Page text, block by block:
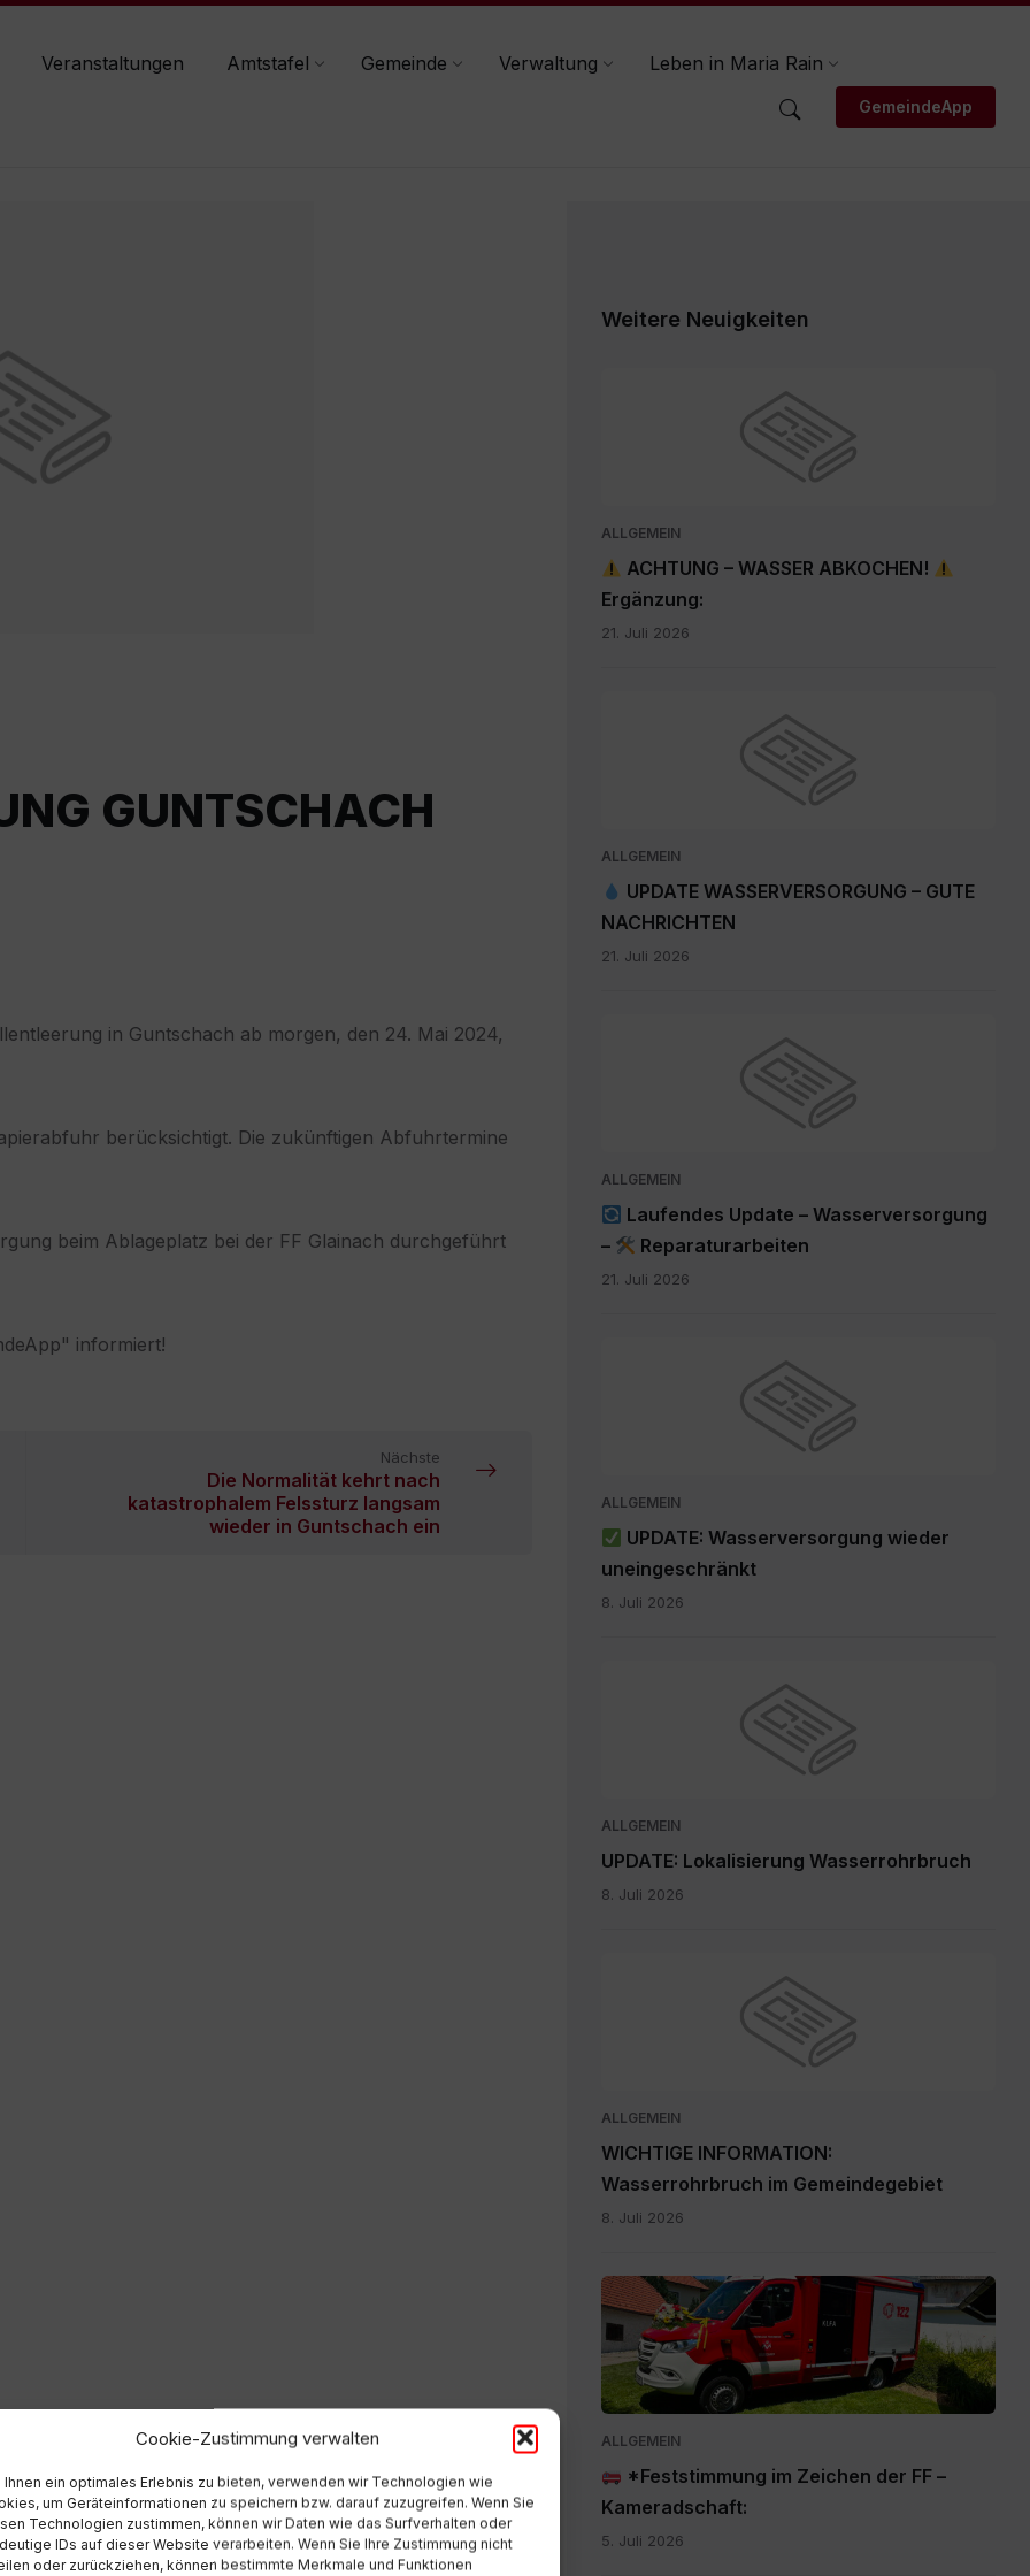
Cookie-Zustimmung verwalten
Ihnen ein optimales Erlebnis zu bieten, verwenden wir Technologien wie
um Geräteinformationen zu speichern bzw. darauf zuzugreifen. Wenn Sie
Technologien zustimmen, können wir Daten wie das Surfverhalten oder
IDs auf dieser Website verarbeiten. Wenn Sie Ihre Zustimmung nicht
oder zurückziehen, können bestimmte Merkmale und Funktionen
Veranstaltungen Amtstafel Gemeinde Verwaltung Leben in Maria Rain
GemeindeApp
GUNTSCHACH
in Guntschach ab morgen, den 24. Mai 2024,
berücksichtigt. Die zukünftigen Abfuhrtermine
beim Ablageplatz bei der FF Glainach durchgeführt
informiert!
Nächste
Die Normalität kehrt nach
katastrophalem Felssturz langsam
wieder in Guntschach ein
Weitere Neuigkeiten
ALLGEMEIN
ACHTUNG – WASSER ABKOCHEN!
Ergänzung:
21. Juli 2026
ALLGEMEIN
UPDATE WASSERVERSORGUNG – GUTE
NACHRICHTEN
21. Juli 2026
ALLGEMEIN
Laufendes Update – Wasserversorgung
–
Reparaturarbeiten
21. Juli 2026
ALLGEMEIN
UPDATE: Wasserversorgung wieder
uneingeschränkt
8. Juli 2026
ALLGEMEIN
UPDATE: Lokalisierung Wasserrohrbruch
8. Juli 2026
ALLGEMEIN
WICHTIGE INFORMATION:
Wasserrohrbruch im Gemeindegebiet
8. Juli 2026
IMG-
20260705-
WA0009.jpg
ALLGEMEIN
*Feststimmung im Zeichen der FF –
Kameradschaft:
5. Juli 2026